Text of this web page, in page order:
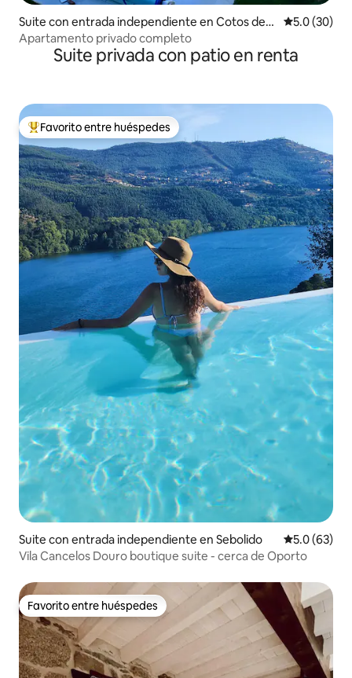
Suite con entrada independiente en Cotos de
Monterrey
Calificación
5.0 (30)
Apartamento privado completo
Suite privada con patio en renta
De los mejores en Favorito entre huéspedes
Favorito entre huéspedes
Suite con entrada independiente en Sebolido Calificación
5.0 (63)
Vila Cancelos Douro boutique suite - cerca de Oporto
Favorito entre huéspedes
Favorito entre huéspedes